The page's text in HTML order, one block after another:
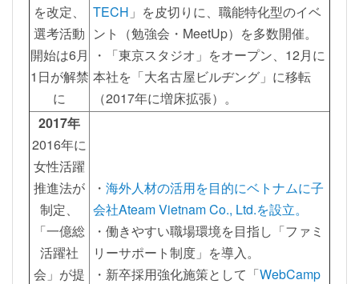
を改定、
選考活動
開始は6月
1日が解禁
に
TECH 」を皮切りに、職能特化型のイベ
ント（勉強会・MeetUp）を多数開催。
・「東京スタジオ」をオープン、12月に
本社を「大名古屋ビルヂング」に移転
（2017年に増床拡張）。
2017年
2016年に
女性活躍
推進法が
制定、
「一億総
活躍社
会」が提
・ 海外人材の活用を目的にベトナムに子
会社Ateam Vietnam Co., Ltd.を設立。
・働きやすい職場環境を目指し「ファミ
リーサポート制度」を導入。
・新卒採用強化施策として「WebCamp